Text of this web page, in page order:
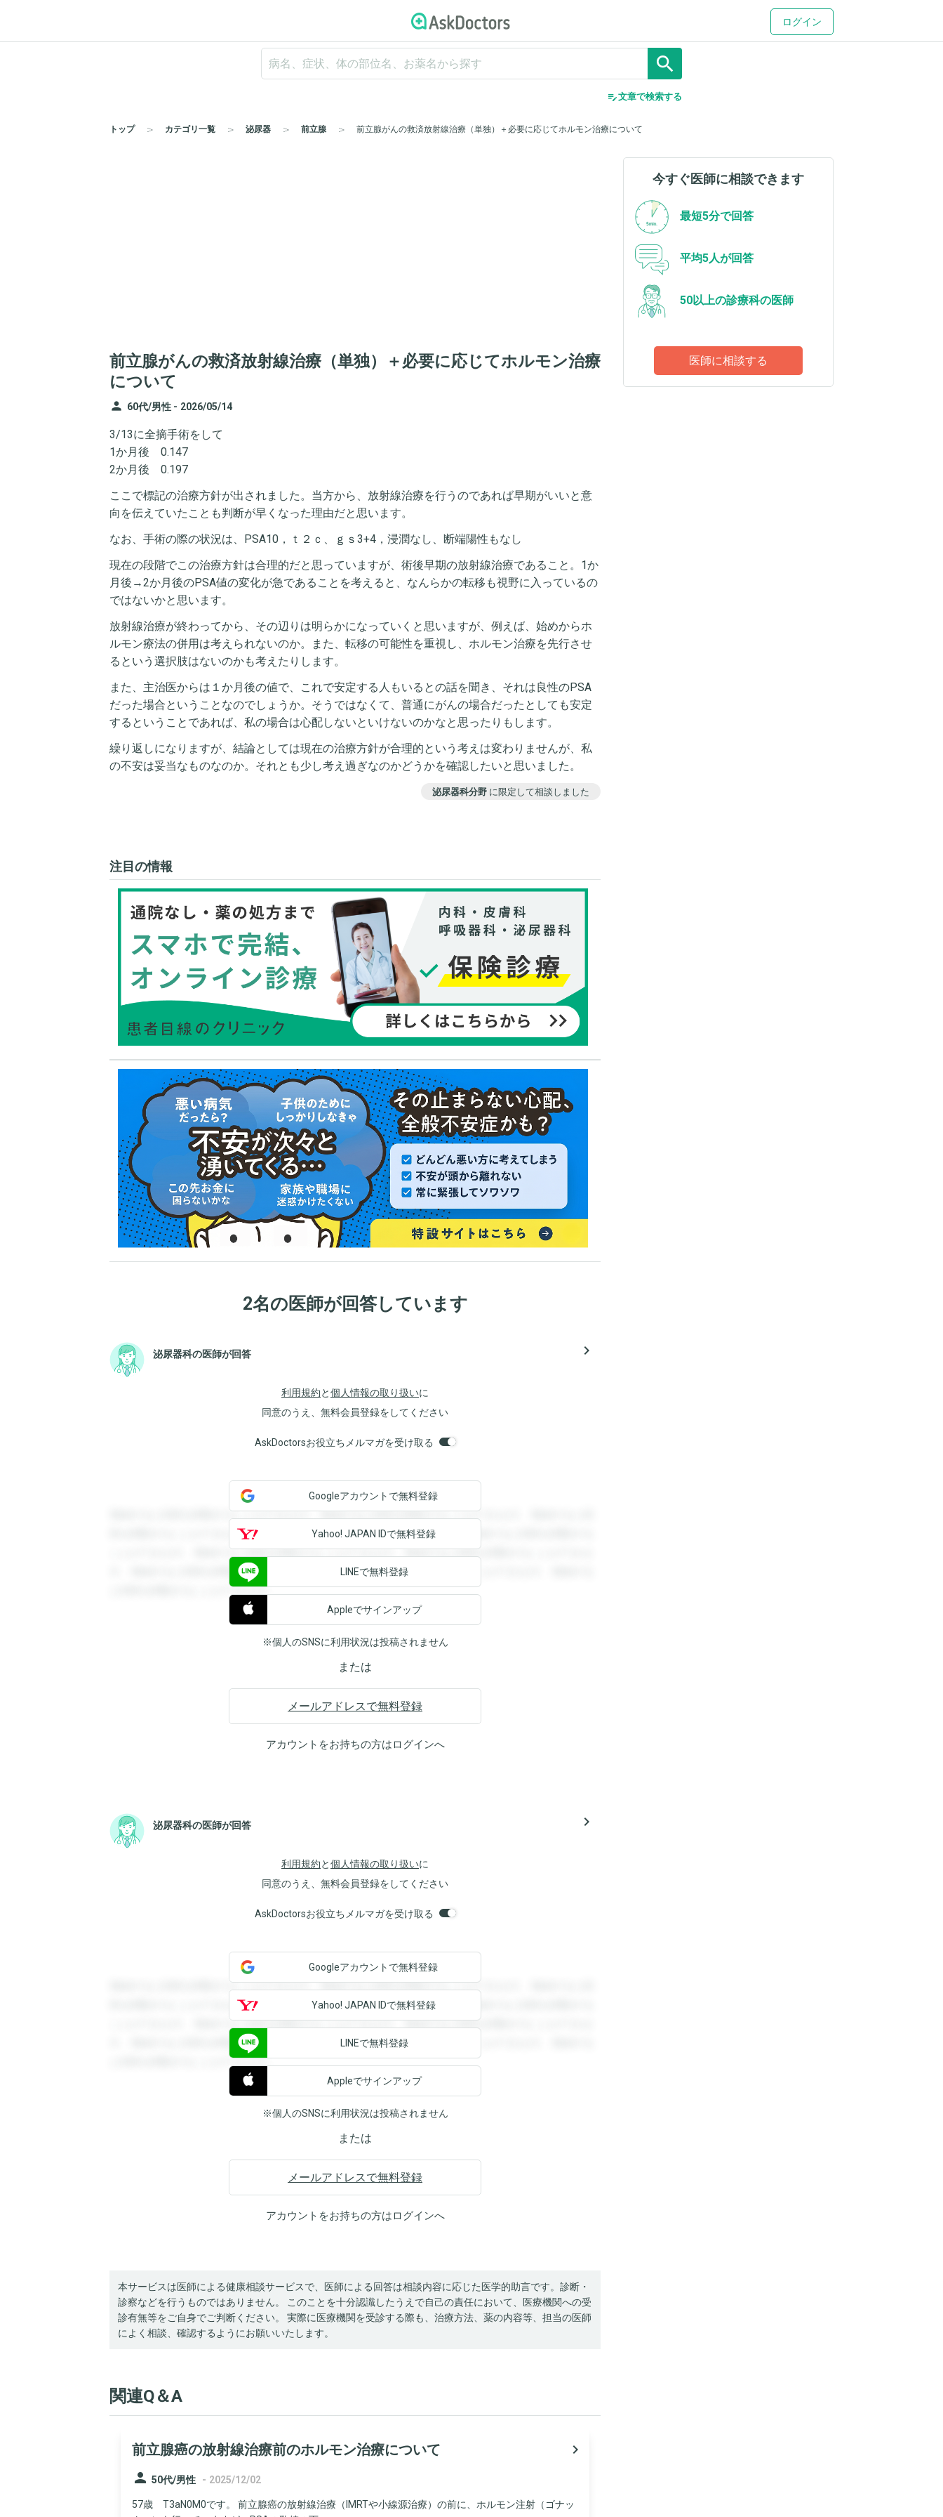
ログイン
search
edit_note文章で検索する
トップ カテゴリ一覧 泌尿器 前立腺 前立腺がんの救済放射線治療（単独）＋必要に応じてホルモン治療について
前立腺がんの救済放射線治療（単独）＋必要に応じてホルモン治療
について
person 60代/男性 - 2026/05/14
3/13に全摘手術をして
1か月後 0.147
2か月後 0.197
ここで標記の治療方針が出されました。当方から、放射線治療を行うのであれば早期がいいと意
向を伝えていたことも判断が早くなった理由だと思います。
なお、手術の際の状況は、PSA10，ｔ２ｃ、ｇｓ3+4，浸潤なし、断端陽性もなし
現在の段階でこの治療方針は合理的だと思っていますが、術後早期の放射線治療であること。1か
月後→2か月後のPSA値の変化が急であることを考えると、なんらかの転移も視野に入っているの
ではないかと思います。
放射線治療が終わってから、その辺りは明らかになっていくと思いますが、例えば、始めからホ
ルモン療法の併用は考えられないのか。また、転移の可能性を重視し、ホルモン治療を先行させ
るという選択肢はないのかも考えたりします。
また、主治医からは１か月後の値で、これで安定する人もいるとの話を聞き、それは良性のPSA
だった場合ということなのでしょうか。そうではなくて、普通にがんの場合だったとしても安定
するということであれば、私の場合は心配しないといけないのかなと思ったりもします。
繰り返しになりますが、結論としては現在の治療方針が合理的という考えは変わりませんが、私
の不安は妥当なものなのか。それとも少し考え過ぎなのかどうかを確認したいと思いました。
泌尿器科分野 に限定して相談しました
注目の情報
2名の医師が回答しています
泌尿器科の医師が回答 navigate_next
利用規約と個人情報の取り扱いに
同意のうえ、無料会員登録をしてください
AskDoctorsお役立ちメルマガを受け取る
登録すると回答を閲覧することができます。登録すると回答を閲覧することができます。登録すると回
答を閲覧することができます。登録すると回答を閲覧することができます。登録すると回答を閲覧する
ことができます。登録すると回答を閲覧することができます。登録すると回答を閲覧することができま
す。登録すると回答を閲覧することができます。登録すると回答を閲覧することができます。登録する
と回答を閲覧することができます。
Googleアカウントで無料登録
Yahoo! JAPAN IDで無料登録
LINEで無料登録
Appleでサインアップ
※個人のSNSに利用状況は投稿されません
または
メールアドレスで無料登録
アカウントをお持ちの方はログインへ
泌尿器科の医師が回答 navigate_next
利用規約と個人情報の取り扱いに
同意のうえ、無料会員登録をしてください
AskDoctorsお役立ちメルマガを受け取る
登録すると回答を閲覧することができます。登録すると回答を閲覧することができます。登録すると回
答を閲覧することができます。登録すると回答を閲覧することができます。登録すると回答を閲覧する
ことができます。登録すると回答を閲覧することができます。登録すると回答を閲覧することができま
す。登録すると回答を閲覧することができます。登録すると回答を閲覧することができます。登録する
と回答を閲覧することができます。
Googleアカウントで無料登録
Yahoo! JAPAN IDで無料登録
LINEで無料登録
Appleでサインアップ
※個人のSNSに利用状況は投稿されません
または
メールアドレスで無料登録
アカウントをお持ちの方はログインへ
本サービスは医師による健康相談サービスで、医師による回答は相談内容に応じた医学的助言です。診断・
診察などを行うものではありません。 このことを十分認識したうえで自己の責任において、医療機関への受
診有無等をご自身でご判断ください。 実際に医療機関を受診する際も、治療方法、薬の内容等、担当の医師
によく相談、確認するようにお願いいたします。
関連Q＆A
前立腺癌の放射線治療前のホルモン治療について
navigate_next
person 50代/男性 - 2025/12/02
57歳 T3aN0M0です。 前立腺癌の放射線治療（IMRTや小線源治療）の前に、ホルモン注射（ゴナッ
今すぐ医師に相談できます
最短5分で回答
平均5人が回答
50以上の診療科の医師
医師に相談する